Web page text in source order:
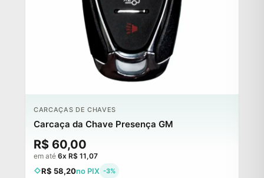
CARCAÇAS DE CHAVES
Carcaça da Chave Presença GM
R$ 60,00
em até 6x R$ 11,07
R$ 58,20no PIX -3%